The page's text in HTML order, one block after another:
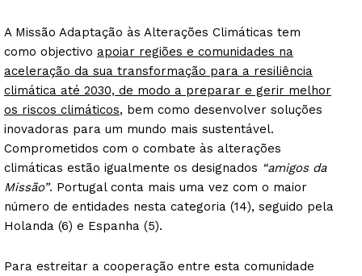
A Missão Adaptação às Alterações Climáticas tem
como objectivo apoiar regiões e comunidades na
aceleração da sua transformação para a resiliência
climática até 2030, de modo a preparar e gerir melhor
os riscos climáticos, bem como desenvolver soluções
inovadoras para um mundo mais sustentável.
Comprometidos com o combate às alterações
climáticas estão igualmente os designados “amigos da
Missão”. Portugal conta mais uma vez com o maior
número de entidades nesta categoria (14), seguido pela
Holanda (6) e Espanha (5).
Para estreitar a cooperação entre esta comunidade